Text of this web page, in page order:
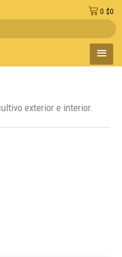
$0
0
MENÚ
exterior e interior.